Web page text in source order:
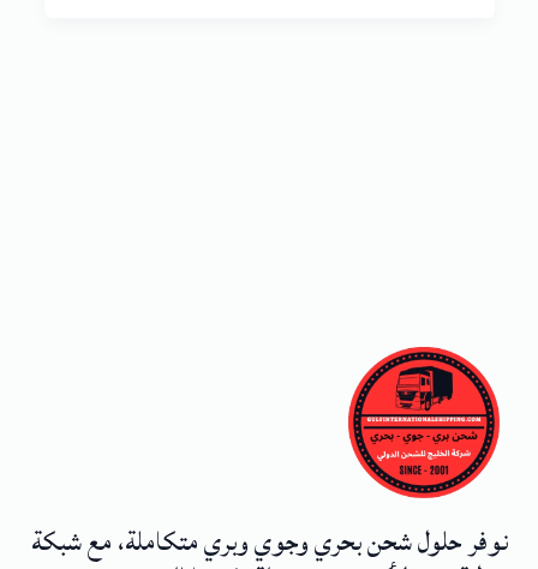
نوفر حلول شحن بحري وجوي وبري متكاملة، مع شبكة